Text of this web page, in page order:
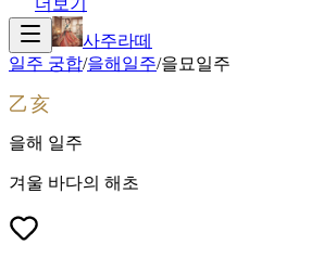
더보기
사주라떼
일주 궁합/을해 일주/을묘 일주
乙亥
을해 일주
겨울 바다의 해초